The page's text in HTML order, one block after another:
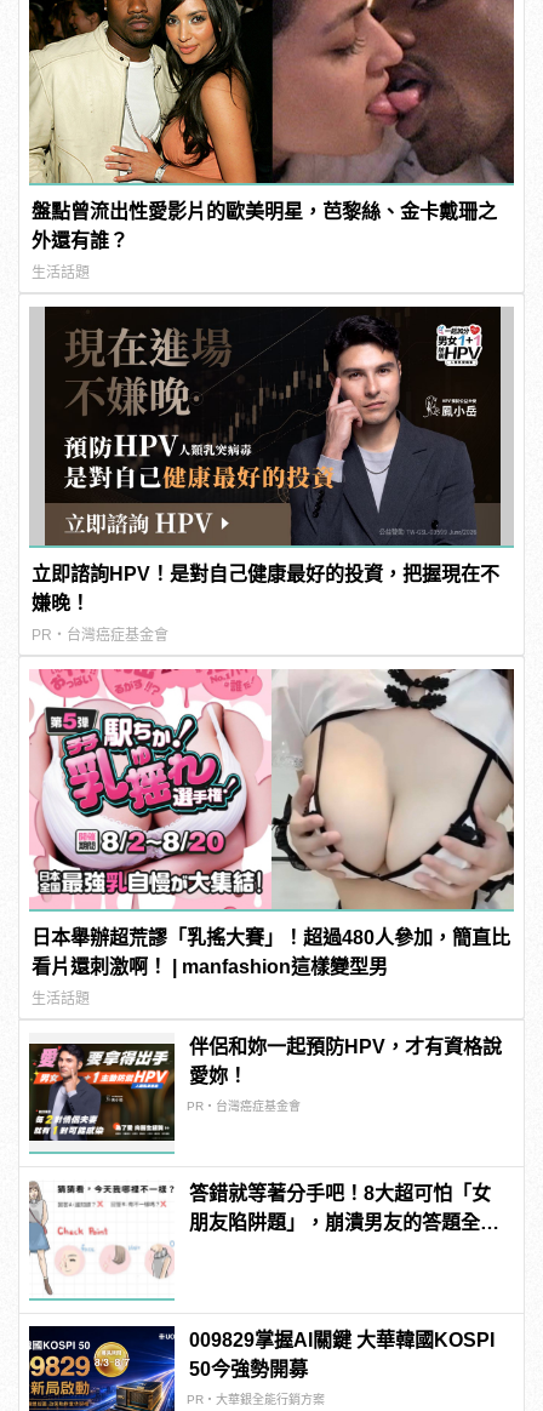
盤點曾流出性愛影片的歐美明星，芭黎絲、金卡戴珊之
外還有誰？
生活話題
立即諮詢HPV！是對自己健康最好的投資，把握現在不
嫌晚！
PR・台灣癌症基金會
日本舉辦超荒謬「乳搖大賽」！超過480人參加，簡直比
看片還刺激啊！ | manfashion這樣變型男
生活話題
伴侶和妳一起預防HPV，才有資格說
愛妳！
PR・台灣癌症基金會
答錯就等著分手吧！8大超可怕「女
朋友陷阱題」，崩潰男友的答題全攻
009829掌握AI關鍵 大華韓國KOSPI
50今強勢開募
PR・大華銀全能行銷方案